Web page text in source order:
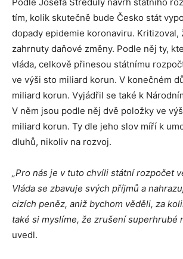
tím, kolik skutečně bude Česko stát
dopady epidemie koronaviru. Kritizoval,
zahrnuty daňové změny. Podle něj ty,
vláda, celkově přinesou státnímu
ve výši sto miliard korun. V konečném
miliard korun. Vyjádřil se také k
V něm jsou podle něj dvě položky ve
miliard korun. Ty dle jeho slov míří k
dluhů, nikoliv na rozvoj.
„Pro nás je v tuto chvíli státní rozpočet
Vláda se zbavuje svých příjmů a
cizích peněz, aniž bychom věděli, za
také si myslíme, že zrušení superhrubé
uvedl.